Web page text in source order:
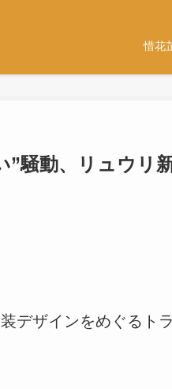
惜花
”騒動、リュウリ
デザインをめぐるト